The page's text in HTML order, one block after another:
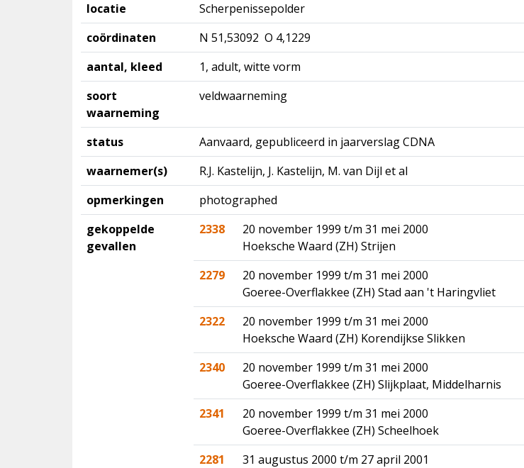
locatie
Scherpenissepolder
coördinaten
N 51,53092 O 4,1229
aantal, kleed
1, adult, witte vorm
soort
waarneming
veldwaarneming
status
Aanvaard, gepubliceerd in jaarverslag CDNA
waarnemer(s)
R.J. Kastelijn, J. Kastelijn, M. van Dijl et al
opmerkingen
photographed
gekoppelde
gevallen
2338
20 november 1999 t/m 31 mei 2000
Hoeksche Waard (ZH) Strijen
2279
20 november 1999 t/m 31 mei 2000
Goeree-Overflakkee (ZH) Stad aan 't Haringvliet
2322
20 november 1999 t/m 31 mei 2000
Hoeksche Waard (ZH) Korendijkse Slikken
2340
20 november 1999 t/m 31 mei 2000
Goeree-Overflakkee (ZH) Slijkplaat, Middelharnis
2341
20 november 1999 t/m 31 mei 2000
Goeree-Overflakkee (ZH) Scheelhoek
2281
31 augustus 2000 t/m 27 april 2001